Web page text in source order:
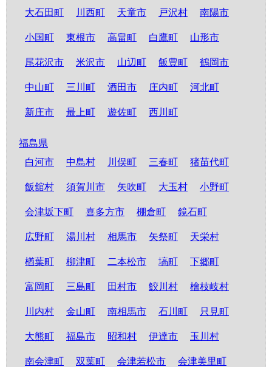
大石田町 川西町 天童市 戸沢村 南陽市
小国町 東根市 高畠町 白鷹町 山形市
尾花沢市 米沢市 山辺町 飯豊町 鶴岡市
中山町 三川町 酒田市 庄内町 河北町
新庄市 最上町 遊佐町 西川町
福島県
白河市
中島村 川俣町 三春町 猪苗代町
飯舘村 須賀川市 矢吹町 大玉村 小野町
会津坂下町 喜多方市 棚倉町 鏡石町
広野町 湯川村 相馬市 矢祭町 天栄村
楢葉町 柳津町 二本松市 塙町 下郷町
富岡町 三島町 田村市 鮫川村 檜枝岐村
川内村 金山町 南相馬市 石川町 只見町
大熊町 福島市 昭和村 伊達市 玉川村
南会津町 双葉町 会津若松市 会津美里町